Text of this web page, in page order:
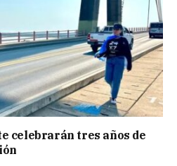
celebrarán tres años de